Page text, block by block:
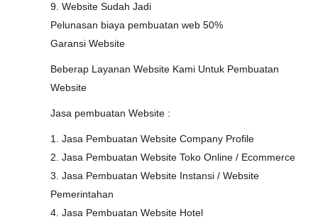
9. Website Sudah Jadi
Pelunasan biaya pembuatan web 50%
Garansi Website
Beberap Layanan Website Kami Untuk Pembuatan
Website
Jasa pembuatan Website :
1. Jasa Pembuatan Website Company Profile
2. Jasa Pembuatan Website Toko Online / Ecommerce
3. Jasa Pembuatan Website Instansi / Website
Pemerintahan
4. Jasa Pembuatan Website Hotel